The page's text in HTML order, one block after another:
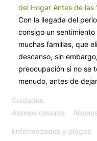
del Hogar Antes de las
Con la llegada del
consigo un
muchas familias, que
descanso, sin
preocupación si no se
menudo, antes de
Cuidados
Abonos caseros
Enfermedades y plagas